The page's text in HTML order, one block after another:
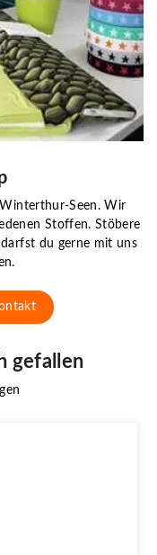
Seen. Wir
Stoffen. Stöbere
du gerne mit uns
gefallen